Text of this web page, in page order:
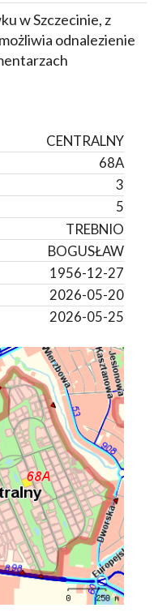
w Szczecinie, z
odnalezienie
CENTRALNY
68A
3
5
TREBNIO
BOGUSŁAW
1956-12-27
2026-05-20
2026-05-25